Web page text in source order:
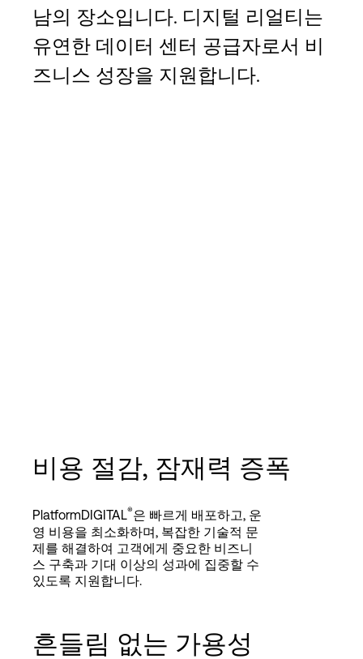
남의 장소입니다. 디지털 리얼티는
유연한 데이터 센터 공급자로서 비
즈니스 성장을 지원합니다.
비용 절감, 잠재력 증폭
PlatformDIGITAL®은 빠르게 배포하고, 운
영 비용을 최소화하며, 복잡한 기술적 문
제를 해결하여 고객에게 중요한 비즈니
스 구축과 기대 이상의 성과에 집중할 수
있도록 지원합니다.
흔들림 없는 가용성